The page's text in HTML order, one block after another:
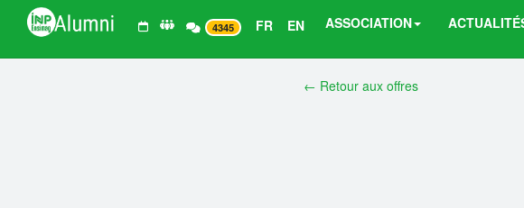
4345 FR EN ASSOCIATION
← Retour aux offres